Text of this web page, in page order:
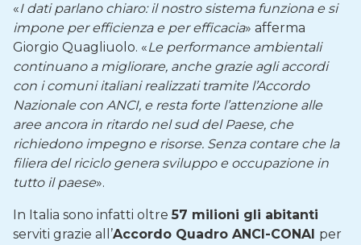
«I dati parlano chiaro: il nostro sistema funziona e si
impone per efficienza e per efficacia» afferma
Giorgio Quagliuolo. «Le performance ambientali
continuano a migliorare, anche grazie agli accordi
con i comuni italiani realizzati tramite l’Accordo
Nazionale con ANCI, e resta forte l’attenzione alle
aree ancora in ritardo nel sud del Paese, che
richiedono impegno e risorse. Senza contare che la
filiera del riciclo genera sviluppo e occupazione in
tutto il paese».
In Italia sono infatti oltre57 milioni gli abitanti
serviti grazie all’Accordo Quadro ANCI-CONAI per